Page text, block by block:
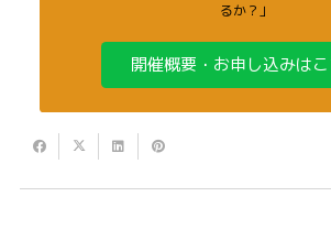
るか？」
開催概要・お申し込みは